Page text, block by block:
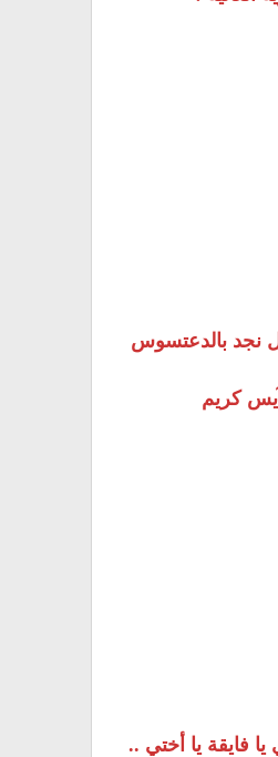
نجد بالدعتسوس
كريم
فايقة يا أختي ..